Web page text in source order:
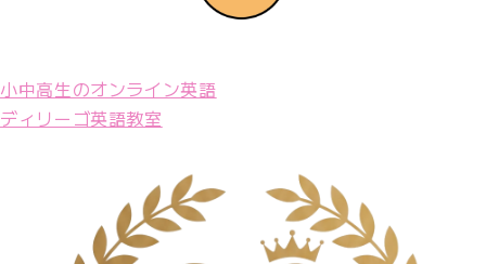
小中高生のオンライン英語
ディリーゴ英語教室